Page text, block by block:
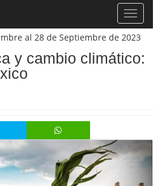
Toggle
al 28 de Septiembre de 2023
y cambio climático: